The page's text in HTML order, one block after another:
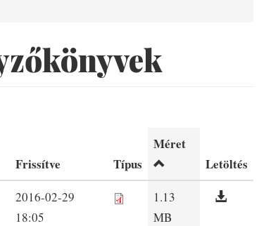
Frissítve Típus
Méret
Letöltés
2016-02-29
18:05
1.13
MB